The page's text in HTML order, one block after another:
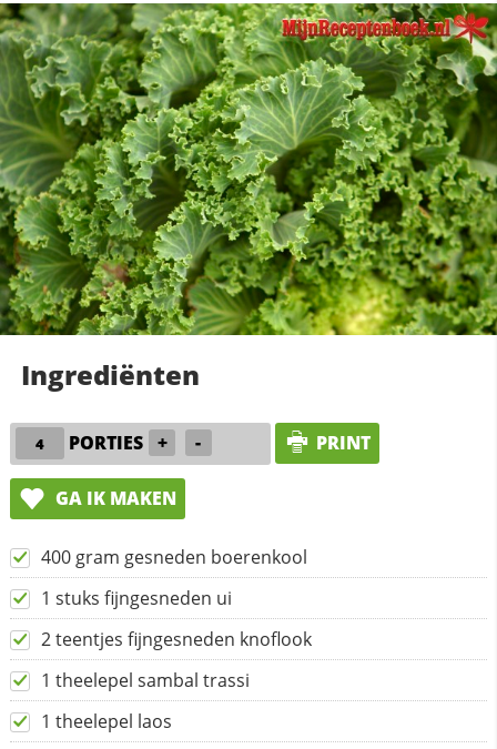
Ingrediënten
PORTIES + - PRINT
GA IK MAKEN
400 gram gesneden boerenkool
1 stuks fijngesneden ui
2 teentjes fijngesneden knoflook
1 theelepel sambal trassi
1 theelepel laos